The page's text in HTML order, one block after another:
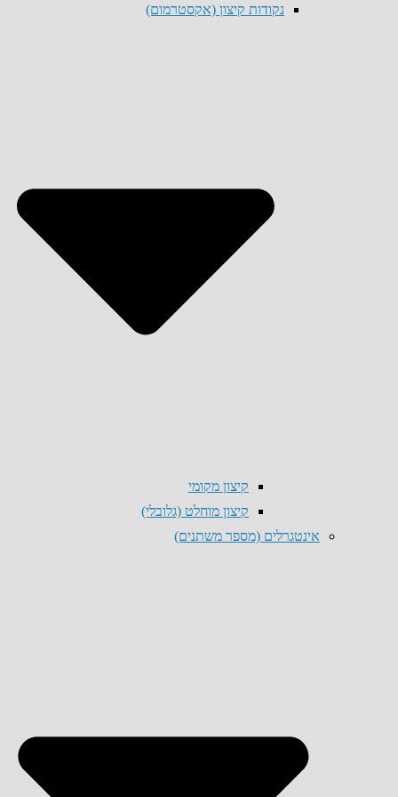
נקודות קיצון (אקסטרמום)
קיצון מקומי
קיצון מוחלט (גלובלי)
אינטגרלים (מספר משתנים)